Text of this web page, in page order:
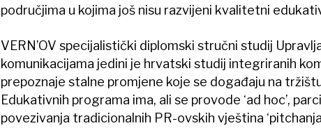
područjima u kojima još nisu razvijeni kvalitetni
VERN’OV specijalistički diplomski stručni studij
komunikacijama jedini je hrvatski studij integriranih
prepoznaje stalne promjene koje se događaju na
Edukativnih programa ima, ali se provode ‘ad hoc’,
povezivanja tradicionalnih PR-ovskih vještina